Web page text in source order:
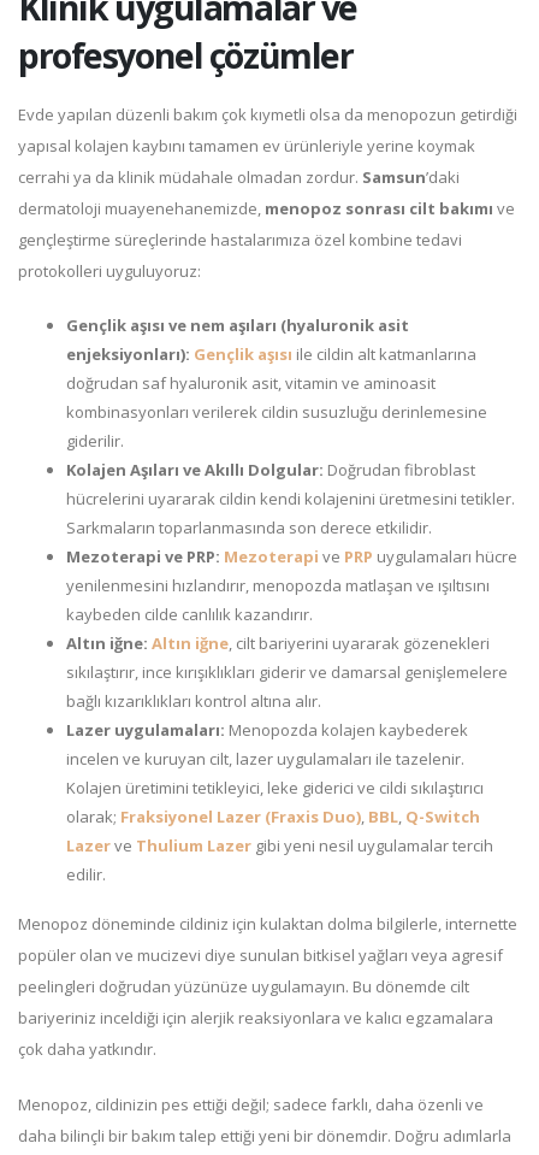
profesyonel çözümler
Evde yapılan düzenli bakım çok kıymetli olsa da menopozun getirdiği
yapısal kolajen kaybını tamamen ev ürünleriyle yerine koymak
cerrahi ya da klinik müdahale olmadan zordur. Samsun’daki
dermatoloji muayenehanemizde, menopoz sonrası cilt bakımı ve
gençleştirme süreçlerinde hastalarımıza özel kombine tedavi
protokolleri uyguluyoruz:
Gençlik aşısı ve nem aşıları (hyaluronik asit
enjeksiyonları): Gençlik aşısı ile cildin alt katmanlarına
doğrudan saf hyaluronik asit, vitamin ve aminoasit
kombinasyonları verilerek cildin susuzluğu derinlemesine
giderilir.
Kolajen Aşıları ve Akıllı Dolgular: Doğrudan fibroblast
hücrelerini uyararak cildin kendi kolajenini üretmesini tetikler.
Sarkmaların toparlanmasında son derece etkilidir.
Mezoterapi ve PRP: Mezoterapi ve PRP uygulamaları hücre
yenilenmesini hızlandırır, menopozda matlaşan ve ışıltısını
kaybeden cilde canlılık kazandırır.
Altın iğne: Altın iğne, cilt bariyerini uyararak gözenekleri
sıkılaştırır, ince kırışıklıkları giderir ve damarsal genişlemelere
bağlı kızarıklıkları kontrol altına alır.
Lazer uygulamaları: Menopozda kolajen kaybederek
incelen ve kuruyan cilt, lazer uygulamaları ile tazelenir.
Kolajen üretimini tetikleyici, leke giderici ve cildi sıkılaştırıcı
olarak; Fraksiyonel Lazer (Fraxis Duo), BBL, Q-Switch
Lazerve Thulium Lazer gibi yeni nesil uygulamalar tercih
edilir.
Menopoz döneminde cildiniz için kulaktan dolma bilgilerle, internette
popüler olan ve mucizevi diye sunulan bitkisel yağları veya agresif
peelingleri doğrudan yüzünüze uygulamayın. Bu dönemde cilt
bariyeriniz inceldiği için alerjik reaksiyonlara ve kalıcı egzamalara
çok daha yatkındır.
Menopoz, cildinizin pes ettiği değil; sadece farklı, daha özenli ve
daha bilinçli bir bakım talep ettiği yeni bir dönemdir. Doğru adımlarla